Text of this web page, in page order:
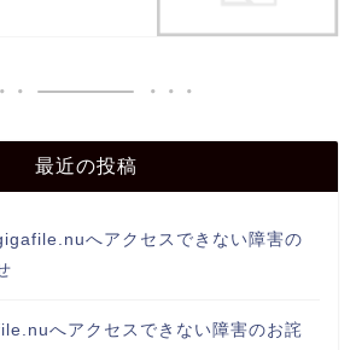
最近の投稿
へアクセスできない障害の
へアクセスできない障害のお詫